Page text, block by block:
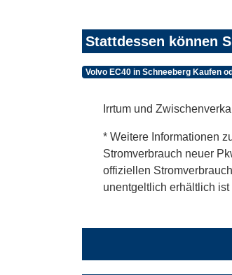
Stattdessen können
Volvo EC40 in Schneeberg Kaufen
Irrtum und
* Weitere Informationen
Stromverbrauch neuer
offiziellen
unentgeltlich erhältlich ist